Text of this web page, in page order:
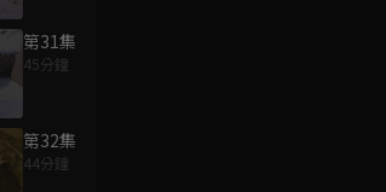
第31集
45分鐘
第32集
44分鐘